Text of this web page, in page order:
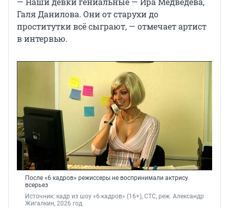
Галя Данилова. Они от старухи до
проститутки всё сыграют, — отмечает артист
в интервью.
После «6 кадров» режиссеры не воспринимали актрису
всерьез
Источник: кадр из шоу «6 кадров» (16+), СТС, реж. Александр
Жигалкин, 2026 год